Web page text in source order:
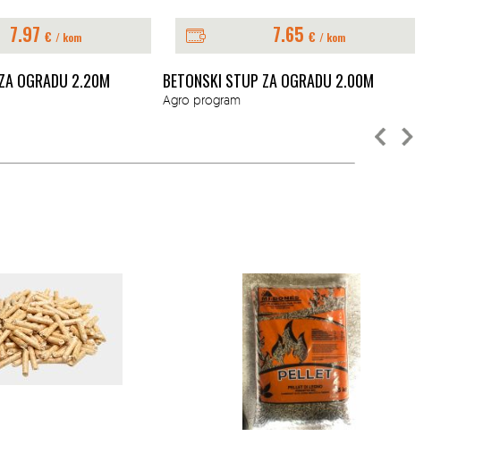
7.97 € / kom
OGRADU 2.20M
7.65 € / kom
BETONSKI STUP ZA OGRADU 2.00M
Agro program